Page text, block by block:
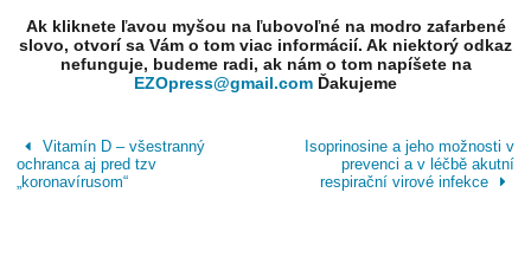
Ak kliknete ľavou myšou na ľubovoľné na modro zafarbené
slovo, otvorí sa Vám o tom viac informácií. Ak niektorý odkaz
nefunguje, budeme radi, ak nám o tom napíšete na
EZOpress@gmail.com Ďakujeme
Vitamín D – všestranný
ochranca aj pred tzv
„koronavírusom“
Isoprinosine a jeho možnosti v
prevenci a v léčbě akutní
respirační virové infekce